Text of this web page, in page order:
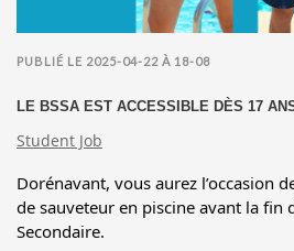
PUBLIÉ LE 2025-04-22 À 18-08
LE BSSA EST ACCESSIBLE DÈS 17
Student Job
Dorénavant, vous aurez l’occasion
de sauveteur en piscine avant la fin
Secondaire.